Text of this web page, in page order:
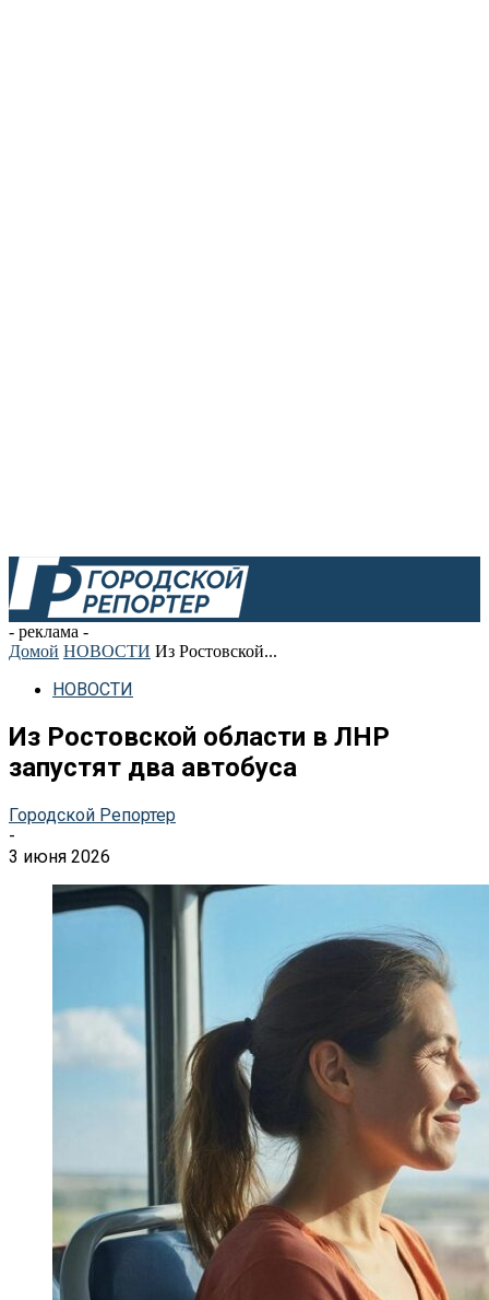
- реклама -
Домой НОВОСТИ Из Ростовской...
НОВОСТИ
Из Ростовской области в ЛНР
запустят два автобуса
Городской Репортер
-
3 июня 2026